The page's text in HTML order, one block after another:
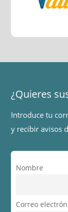
¿Quieres
Introduce tu
y recibir avisos
Nombre
Correo